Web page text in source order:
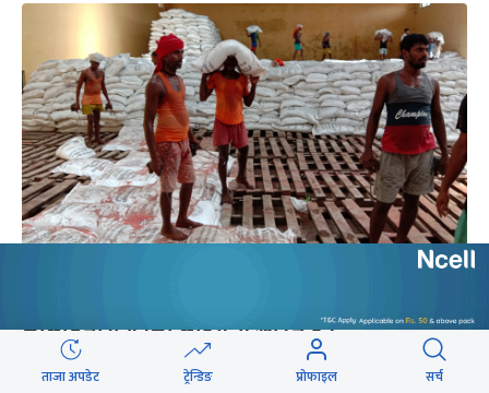
कालोबजारी गर्नेको लाइसेन्स खारेज हुने
ताजा अपडेट ट्रेन्डिङ प्रोफाइल सर्च